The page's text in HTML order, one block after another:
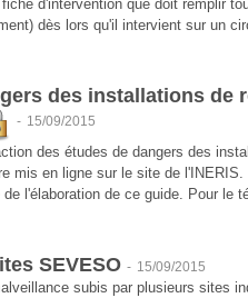
d'intervention que doit remplir
dès lors qu'il intervient sur un
des installations de
- 15/09/2015
des études de dangers des
mis en ligne sur le site de
l'élaboration de ce guide. Pour le
SEVESO - 15/09/2015
subis par plusieurs sites